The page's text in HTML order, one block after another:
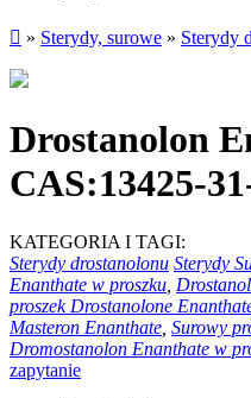
 » Sterydy, surowe » Sterydy
Drostanolon
CAS:13425-
KATEGORIA I TAGI:
Sterydy drostanolonu Sterydy
Enanthate w proszku
proszek Drostanolone
Masteron Enanthate Surowy
Dromostanolon Enanthate w
zapytanie